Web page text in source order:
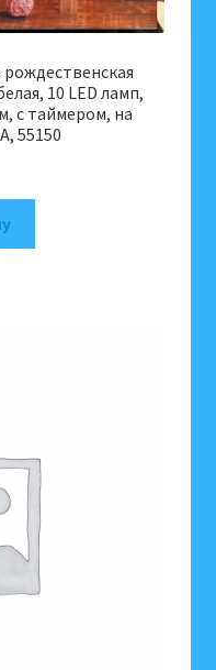
рождественская
10 LED ламп,
с таймером, на
55150